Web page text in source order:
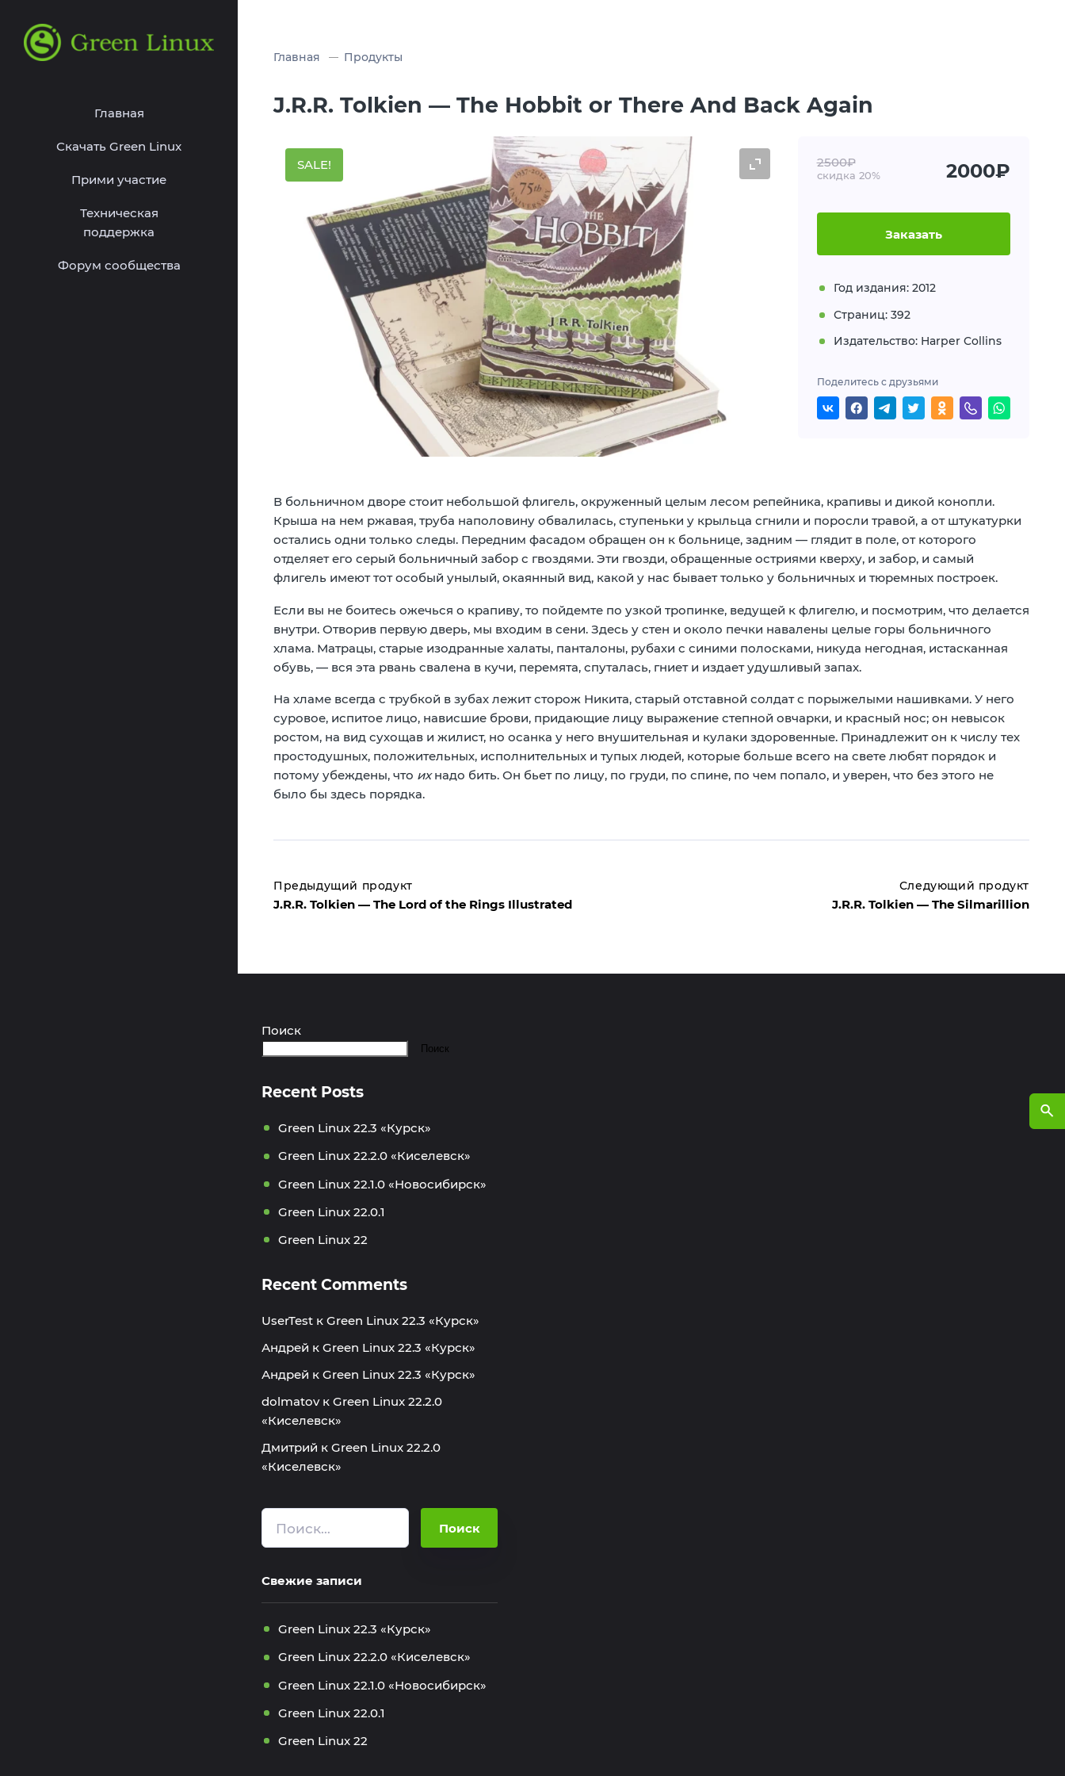
Главная
Скачать Green Linux
Прими участие
Техническая
поддержка
Форум сообщества
Главная Продукты
J.R.R. Tolkien — The Hobbit or There And Back Again
2500₽
скидка 20% 2000₽
Заказать
Год издания: 2012
Страниц: 392
Издательство: Harper Collins
Поделитесь с друзьями
В больничном дворе стоит небольшой флигель, окруженный целым лесом репейника, крапивы и дикой конопли.
Крыша на нем ржавая, труба наполовину обвалилась, ступеньки у крыльца сгнили и поросли травой, а от штукатурки
остались одни только следы. Передним фасадом обращен он к больнице, задним — глядит в поле, от которого
отделяет его серый больничный забор с гвоздями. Эти гвозди, обращенные остриями кверху, и забор, и самый
флигель имеют тот особый унылый, окаянный вид, какой у нас бывает только у больничных и тюремных построек.
Если вы не боитесь ожечься о крапиву, то пойдемте по узкой тропинке, ведущей к флигелю, и посмотрим, что делается
внутри. Отворив первую дверь, мы входим в сени. Здесь у стен и около печки навалены целые горы больничного
хлама. Матрацы, старые изодранные халаты, панталоны, рубахи с синими полосками, никуда негодная, истасканная
обувь, — вся эта рвань свалена в кучи, перемята, спуталась, гниет и издает удушливый запах.
На хламе всегда с трубкой в зубах лежит сторож Никита, старый отставной солдат с порыжелыми нашивками. У него
суровое, испитое лицо, нависшие брови, придающие лицу выражение степной овчарки, и красный нос; он невысок
ростом, на вид сухощав и жилист, но осанка у него внушительная и кулаки здоровенные. Принадлежит он к числу тех
простодушных, положительных, исполнительных и тупых людей, которые больше всего на свете любят порядок и
потому убеждены, что ихнадо бить. Он бьет по лицу, по груди, по спине, по чем попало, и уверен, что без этого не
было бы здесь порядка.
Предыдущий продукт
J.R.R. Tolkien — The Lord of the Rings Illustrated
Следующий продукт
J.R.R. Tolkien — The Silmarillion
Поиск
Поиск
Recent Posts
Green Linux 22.3 «Курск»
Green Linux 22.2.0 «Киселевск»
Green Linux 22.1.0 «Новосибирск»
Green Linux 22.0.1
Green Linux 22
Recent Comments
UserTest к Green Linux 22.3 «Курск»
Андрей к Green Linux 22.3 «Курск»
Андрей к Green Linux 22.3 «Курск»
dolmatovк Green Linux 22.2.0
«Киселевск»
Дмитрий к Green Linux 22.2.0
«Киселевск»
Свежие записи
Green Linux 22.3 «Курск»
Green Linux 22.2.0 «Киселевск»
Green Linux 22.1.0 «Новосибирск»
Green Linux 22.0.1
Green Linux 22